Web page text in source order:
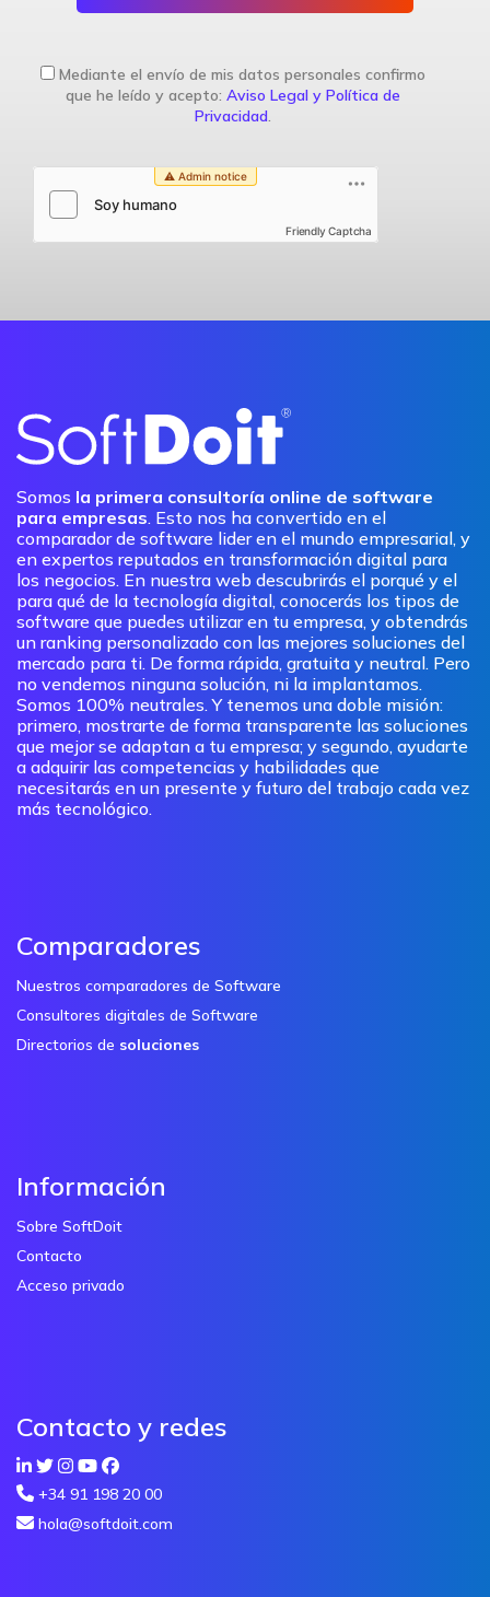
Mediante el envío de mis datos personales confirmo
que he leído y acepto: Aviso Legal y Política de
Privacidad.
Friendly Captcha
Somos la primera consultoría online de software
para empresas. Esto nos ha convertido en el
comparador de software lider en el mundo empresarial, y
en expertos reputados en transformación digital para
los negocios. En nuestra web descubrirás el porqué y el
para qué de la tecnología digital, conocerás los tipos de
software que puedes utilizar en tu empresa, y obtendrás
un ranking personalizado con las mejores soluciones del
mercado para ti. De forma rápida, gratuita y neutral. Pero
no vendemos ninguna solución, ni la implantamos.
Somos 100% neutrales. Y tenemos una doble misión:
primero, mostrarte de forma transparente las soluciones
que mejor se adaptan a tu empresa; y segundo, ayudarte
a adquirir las competencias y habilidades que
necesitarás en un presente y futuro del trabajo cada vez
más tecnológico.
Comparadores
Nuestros comparadores de Software
Consultores digitales de Software
Directorios de soluciones
Información
Sobre SoftDoit
Contacto
Acceso privado
Contacto y redes
+34 91 198 20 00
hola@softdoit.com